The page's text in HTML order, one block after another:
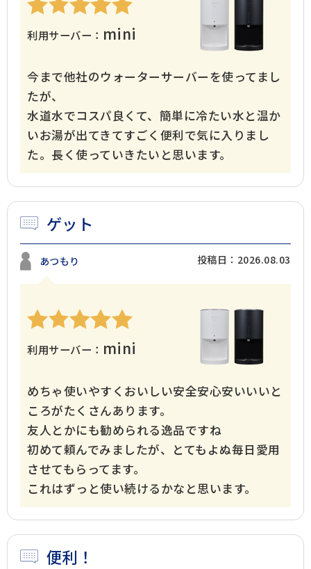
体験レポート
BEAMS DESIGN公式動画
利用サーバー： mini
今まで他社のウォーターサーバーを使ってまし
たが、
水道水でコスパ良くて、簡単に冷たい水と温か
いお湯が出てきてすごく便利で気に入りまし
た。長く使っていきたいと思います。
ゲット
あつもり 投稿日：2026.08.03
利用サーバー： mini
めちゃ使いやすくおいしい安全安心安いいいと
ころがたくさんあります。
友人とかにも勧められる逸品ですね
初めて頼んでみましたが、とてもよぬ毎日愛用
させてもらってます。
これはずっと使い続けるかなと思います。
便利！